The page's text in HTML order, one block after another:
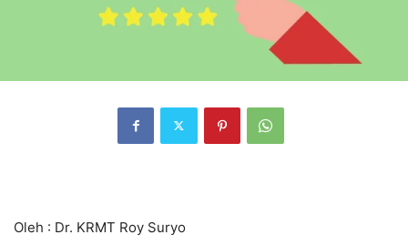
Oleh : Dr. KRMT Roy Suryo